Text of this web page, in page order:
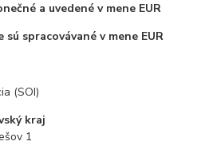
a uvedené v mene EUR
spracovávané v mene EUR
(SOI)
kraj
1